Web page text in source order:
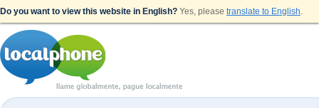
Do you want to view this website in English? Yes, please translate to English.